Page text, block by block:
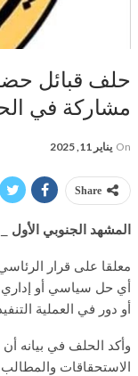
حلف قبائل
مشاركة في
On يناير 11, 2025
Share
المشهد الجنوبي
معلقا على قرار
أي حل سياسي أو
أو دور في العملية
وأكد الحلف في بيانه
الاستحقاقات